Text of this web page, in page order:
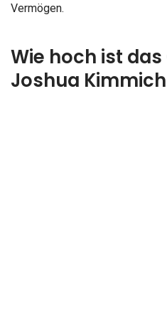
Vermögen.
Wie hoch ist
Joshua